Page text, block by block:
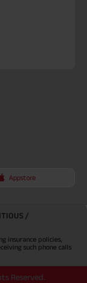
Appstore
/
insurance policies,
such phone calls
Reserved.